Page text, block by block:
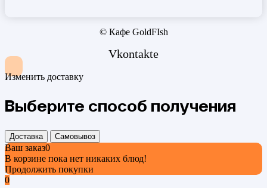
© Кафе GoldFIsh
Vkontakte
Изменить доставку
Выберите способ получения
Доставка Самовывоз
Ваш заказ0
В корзине пока нет никаких блюд!
Продолжить покупки
0